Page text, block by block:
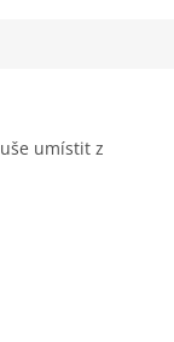
umístit z